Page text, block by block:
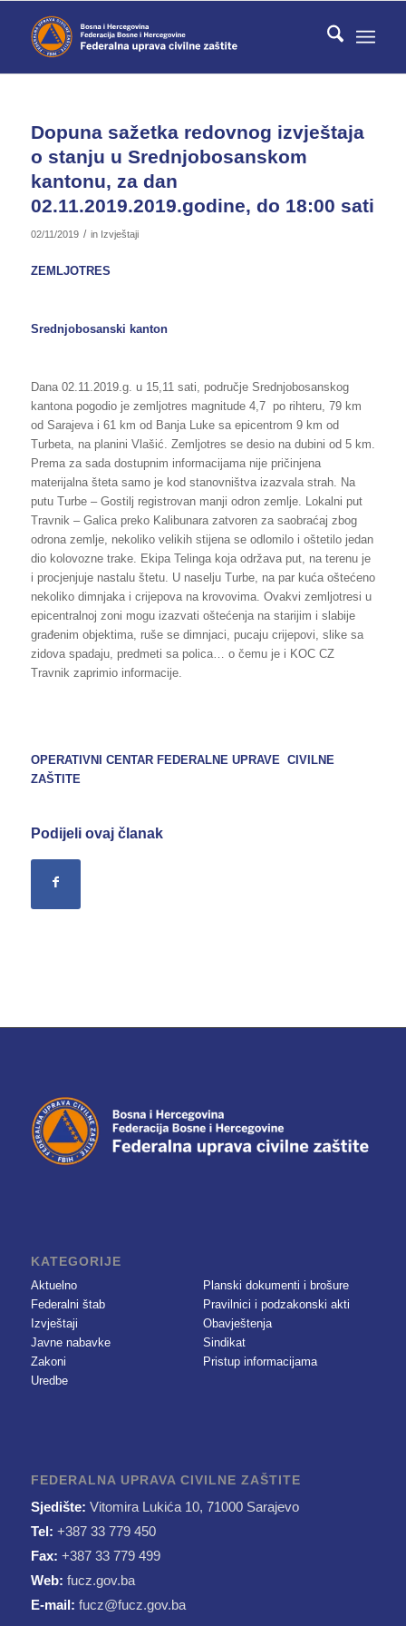
Dopuna sažetka redovnog izvještaja
o stanju u Srednjobosanskom
kantonu, za dan
02.11.2019.2019.godine, do 18:00 sati
02/11/2019 / in Izvještaji
ZEMLJOTRES
Srednjobosanski kanton
Dana 02.11.2019.g. u 15,11 sati, područje Srednjobosanskog
kantona pogodio je zemljotres magnitude 4,7 po rihteru, 79 km
od Sarajeva i 61 km od Banja Luke sa epicentrom 9 km od
Turbeta, na planini Vlašić. Zemljotres se desio na dubini od 5 km.
Prema za sada dostupnim informacijama nije pričinjena
materijalna šteta samo je kod stanovništva izazvala strah. Na
putu Turbe – Gostilj registrovan manji odron zemlje. Lokalni put
Travnik – Galica preko Kalibunara zatvoren za saobraćaj zbog
odrona zemlje, nekoliko velikih stijena se odlomilo i oštetilo jedan
dio kolovozne trake. Ekipa Telinga koja održava put, na terenu je
i procjenjuje nastalu štetu. U naselju Turbe, na par kuća oštećeno
nekoliko dimnjaka i crijepova na krovovima. Ovakvi zemljotresi u
epicentralnoj zoni mogu izazvati oštećenja na starijim i slabije
građenim objektima, ruše se dimnjaci, pucaju crijepovi, slike sa
zidova spadaju, predmeti sa polica… o čemu je i KOC CZ
Travnik zaprimio informacije.
OPERATIVNI CENTAR FEDERALNE UPRAVE CIVILNE
ZAŠTITE
Podijeli ovaj članak
KATEGORIJE
Aktuelno
Federalni štab
Izvještaji
Javne nabavke
Zakoni
Uredbe
Planski dokumenti i brošure
Pravilnici i podzakonski akti
Obavještenja
Sindikat
Pristup informacijama
FEDERALNA UPRAVA CIVILNE ZAŠTITE
Sjedište: Vitomira Lukića 10, 71000 Sarajevo
Tel: +387 33 779 450
Fax: +387 33 779 499
Web: fucz.gov.ba
E-mail: fucz@fucz.gov.ba